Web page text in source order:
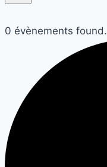
0 évènements found.